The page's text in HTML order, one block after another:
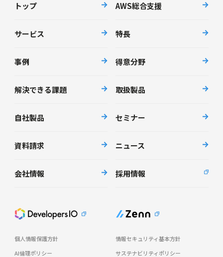
トップ AWS総合支援
サービス 特長
事例 得意分野
解決できる課題 取扱製品
自社製品 セミナー
資料請求 ニュース
会社情報 採用情報
個人情報保護方針
情報セキュリティ基本方針
AI倫理ポリシー
サステナビリティポリシー